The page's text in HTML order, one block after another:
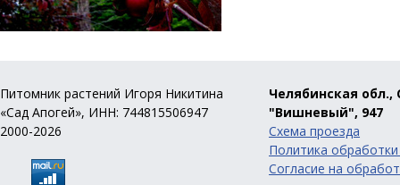
Питомник растений Игоря Никитина
«Сад Апогей», ИНН: 744815506947
2000-2026
Челябинская обл.,
"Вишневый", 947
Схема проезда
Политика
Согласие на